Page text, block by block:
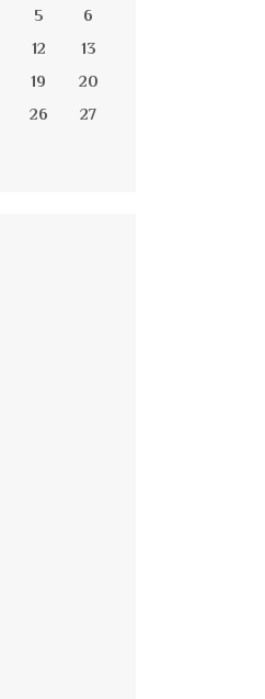
5
6
12
13
19
20
26
27